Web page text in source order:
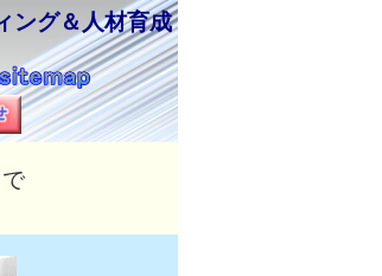
ング＆人材育成